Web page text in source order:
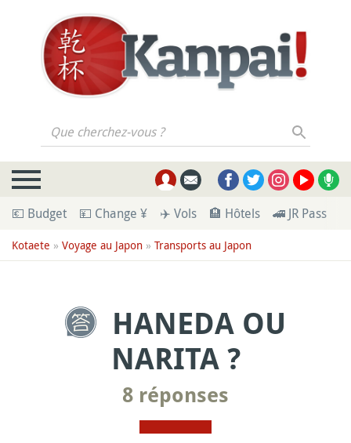
Que cherchez-vous ?
💶 Budget 💴 Change ¥ ✈️ Vols 🏨 Hôtels 🚄 JR Pass
Kotaete » Voyage au Japon » Transports au Japon
HANEDA OU
NARITA ?
8 réponses